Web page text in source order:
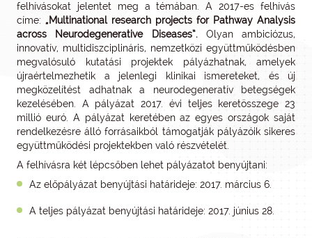
felhívásokat jelentet meg a témában. A 2017-es felhívás
címe: „Multinational research projects for Pathway Analysis
across Neurodegenerative Diseases”.Olyan ambiciózus,
innovatív, multidiszciplináris, nemzetközi együttműködésben
megvalósuló kutatási projektek pályázhatnak, amelyek
újraértelmezhetik a jelenlegi klinikai ismereteket, és új
megközelítést adhatnak a neurodegeneratív betegségek
kezelésében. A pályázat 2017. évi teljes keretösszege 23
millió euró. A pályázat keretében az egyes országok saját
rendelkezésre álló forrásaikból támogatják pályázóik sikeres
együttműködési projektekben való részvételét.
A felhívásra két lépcsőben lehet pályázatot benyújtani:
Az előpályázat benyújtási határideje: 2017. március 6.
A teljes pályázat benyújtási határideje: 2017. június 28.